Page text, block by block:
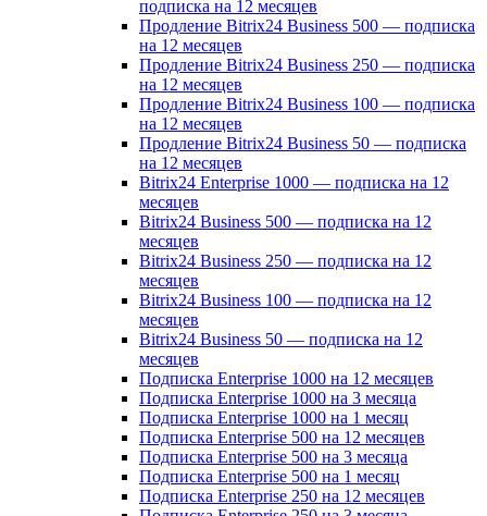
подписка на 12 месяцев
Продление Bitrix24 Business 500 — подписка
на 12 месяцев
Продление Bitrix24 Business 250 — подписка
на 12 месяцев
Продление Bitrix24 Business 100 — подписка
на 12 месяцев
Продление Bitrix24 Business 50 — подписка
на 12 месяцев
Bitrix24 Enterprise 1000 — подписка на 12
месяцев
Bitrix24 Business 500 — подписка на 12
месяцев
Bitrix24 Business 250 — подписка на 12
месяцев
Bitrix24 Business 100 — подписка на 12
месяцев
Bitrix24 Business 50 — подписка на 12
месяцев
Подписка Enterprise 1000 на 12 месяцев
Подписка Enterprise 1000 на 3 месяца
Подписка Enterprise 1000 на 1 месяц
Подписка Enterprise 500 на 12 месяцев
Подписка Enterprise 500 на 3 месяца
Подписка Enterprise 500 на 1 месяц
Подписка Enterprise 250 на 12 месяцев